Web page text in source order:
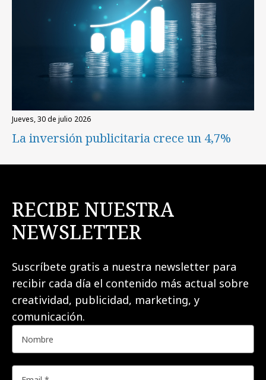
jueves, 30 de julio 2026
La inversión publicitaria crece un 4,7%
RECIBE NUESTRA
NEWSLETTER
Suscríbete gratis a nuestra newsletter para
recibir cada día el contenido más actual sobre
creatividad, publicidad, marketing, y
comunicación.